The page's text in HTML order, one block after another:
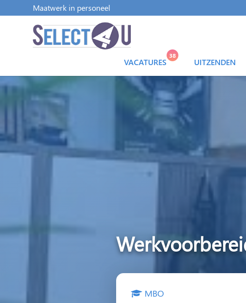
Maatwerk in personeel
38
VACATURES UITZENDEN
MBO